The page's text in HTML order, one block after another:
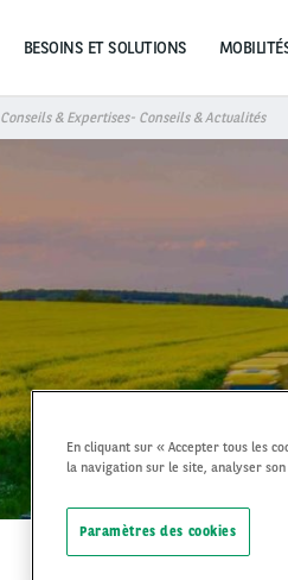
BESOINS ET SOLUTIONS
Conseils & Expertises- Conseils & Actualités
En cliquant sur « Accepter tous les
la navigation sur le site, analyser
Paramètres des cookies